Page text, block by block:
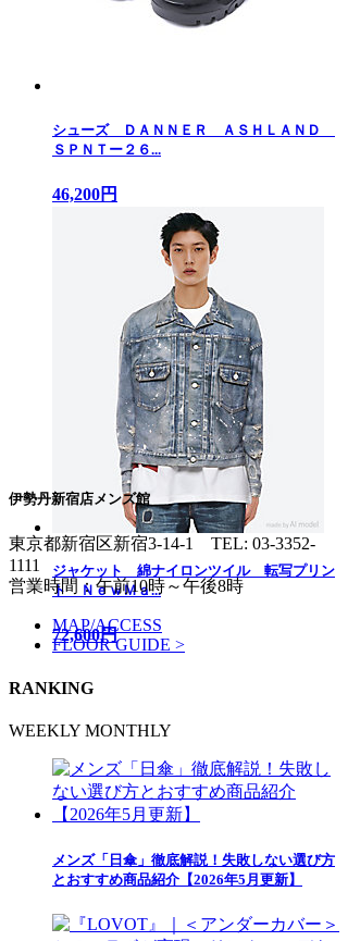
シューズ ＤＡＮＮＥＲ ＡＳＨＬＡＮＤ
ＳＰＮＴー２６...
46,200円
ジャケット 綿ナイロンツイル 転写プリン
ト ＮｅｗＭａ...
72,600円
伊勢丹新宿店メンズ館
東京都新宿区新宿3-14-1 TEL: 03-3352-
1111
営業時間：午前10時～午後8時
MAP/ACCESS
FLOOR GUIDE >
RANKING
WEEKLY MONTHLY
メンズ「日傘」徹底解説！失敗しない選び方
とおすすめ商品紹介【2026年5月更新】